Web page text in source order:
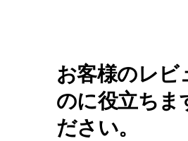
お客様のレビ
のに役立ちま
ださい。